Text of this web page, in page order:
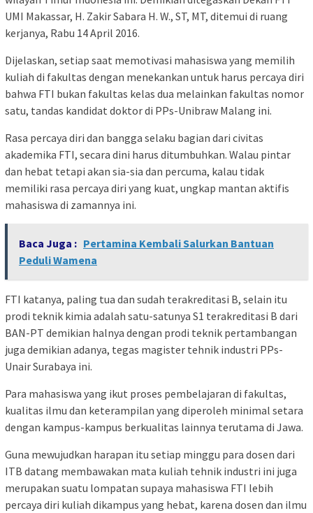
UMI Makassar, H. Zakir Sabara H. W., ST, MT, ditemui di ruang
kerjanya, Rabu 14 April 2016.
Dijelaskan, setiap saat memotivasi mahasiswa yang memilih
kuliah di fakultas dengan menekankan untuk harus percaya diri
bahwa FTI bukan fakultas kelas dua melainkan fakultas nomor
satu, tandas kandidat doktor di PPs-Unibraw Malang ini.
Rasa percaya diri dan bangga selaku bagian dari civitas
akademika FTI, secara dini harus ditumbuhkan. Walau pintar
dan hebat tetapi akan sia-sia dan percuma, kalau tidak
memiliki rasa percaya diri yang kuat, ungkap mantan aktifis
mahasiswa di zamannya ini.
Baca Juga : Pertamina Kembali Salurkan Bantuan
Peduli Wamena
FTI katanya, paling tua dan sudah terakreditasi B, selain itu
prodi teknik kimia adalah satu-satunya S1 terakreditasi B dari
BAN-PT demikian halnya dengan prodi teknik pertambangan
juga demikian adanya, tegas magister tehnik industri PPs-
Unair Surabaya ini.
Para mahasiswa yang ikut proses pembelajaran di fakultas,
kualitas ilmu dan keterampilan yang diperoleh minimal setara
dengan kampus-kampus berkualitas lainnya terutama di Jawa.
Guna mewujudkan harapan itu setiap minggu para dosen dari
ITB datang membawakan mata kuliah tehnik industri ini juga
merupakan suatu lompatan supaya mahasiswa FTI lebih
percaya diri kuliah dikampus yang hebat, karena dosen dan ilmu